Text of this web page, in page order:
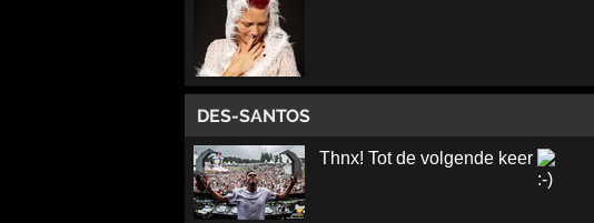
DES-SANTOS
Thnx! Tot de volgende keer